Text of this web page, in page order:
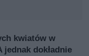
kwiatów w
dokładnie